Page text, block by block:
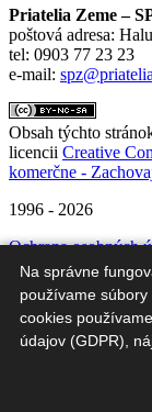
Priatelia Zeme –
poštová adresa:
tel: 0903 77 23 23
e-mail:
Obsah týchto
licencii Creative
komerčne -
1996 - 2026
Ochrana osobných
Táto webová
Europe a
Na správne
používame
cookies
údajov (GDPR),